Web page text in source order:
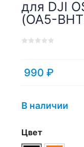
для DJI
(OA5-
of
based
ratings
990 ₽
В наличии
Цвет